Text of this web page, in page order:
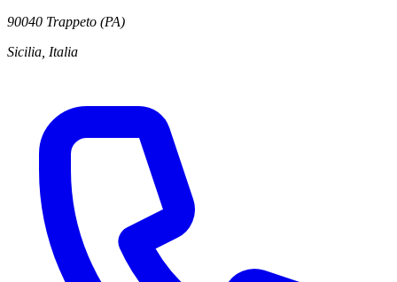
90040 Trappeto (PA)
Sicilia, Italia